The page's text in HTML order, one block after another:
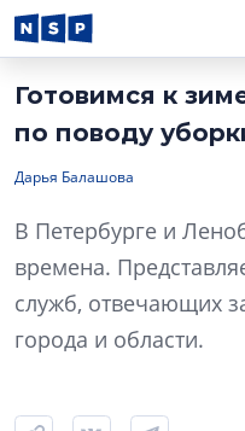
Готовимся к
по поводу
Дарья Балашова
В Петербурге и
времена.
служб, отвечающих
города и области.